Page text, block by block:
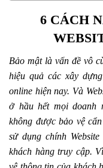
6 CÁCH
Bảo mật là vấn đề vô
hiệu quả các xây
online hiện nay. Và
ở hầu hết mọi doanh
không được bảo vệ
sử dụng chính
khách hàng truy cập.